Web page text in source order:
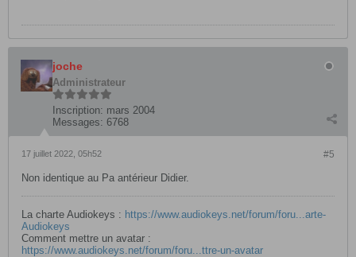
joche
Administrateur
Inscription: mars 2004
Messages: 6768
#5
17 juillet 2022, 05h52
Non identique au Pa antérieur Didier.
La charte Audiokeys : https://www.audiokeys.net/forum/foru...arte-
Audiokeys
Comment mettre un avatar :
https://www.audiokeys.net/forum/foru...ttre-un-avatar